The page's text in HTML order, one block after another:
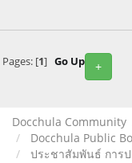
+
Pages: [1] Go Up
Docchula Community
Docchula Public
ประชาสัมพันธ์ การ